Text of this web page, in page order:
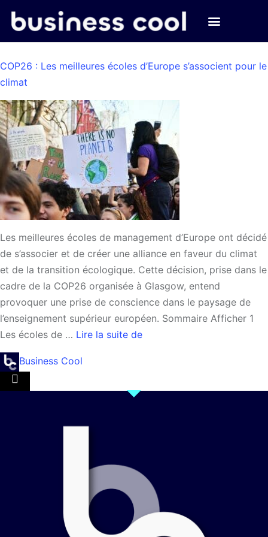
COP26 : Les meilleures écoles d’Europe s’associent pour le
climat
Les meilleures écoles de management d’Europe ont décidé
de s’associer et de créer une alliance en faveur du climat
et de la transition écologique. Cette décision, prise dans le
cadre de la COP26 organisée à Glasgow, entend
provoquer une prise de conscience dans le paysage de
l’enseignement supérieur européen. Sommaire Afficher 1
Les écoles de … Lire la suite de
Business Cool